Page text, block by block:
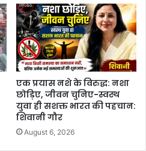
एक प्रयास नशे के विरुद्ध: नशा
छोड़िए, जीवन चुनिए-स्वस्थ
युवा ही सशक्त भारत की पहचान:
शिवानी गौर
August 6, 2026